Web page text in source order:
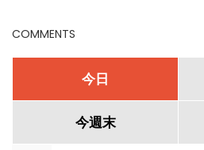
COMMENTS
今日
今週末